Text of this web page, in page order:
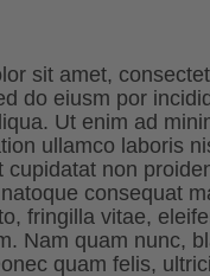
sit amet, consectet
do eiusm por
Ut enim ad
ullamco laboris
cupidatat non
consequat
fringilla vitae,
Nam quam nunc,
quam felis,